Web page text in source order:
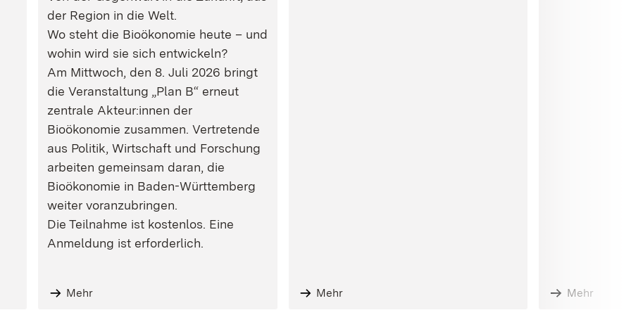
der Region in die Welt.
Wo steht die Bioökonomie heute – und
wohin wird sie sich entwickeln?
Am Mittwoch, den 8. Juli 2026 bringt
die Veranstaltung „Plan B“ erneut
zentrale Akteur:innen der
Bioökonomie zusammen. Vertretende
aus Politik, Wirtschaft und Forschung
arbeiten gemeinsam daran, die
Bioökonomie in Baden-Württemberg
weiter voranzubringen.
Die Teilnahme ist kostenlos. Eine
Anmeldung ist erforderlich.
Mehr Mehr Mehr